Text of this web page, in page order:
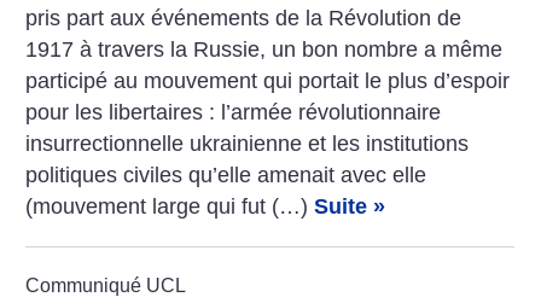
pris part aux événements de la Révolution de
1917 à travers la Russie, un bon nombre a même
participé au mouvement qui portait le plus d’espoir
pour les libertaires : l’armée révolutionnaire
insurrectionnelle ukrainienne et les institutions
politiques civiles qu’elle amenait avec elle
(mouvement large qui fut (…)Suite »
Communiqué UCL